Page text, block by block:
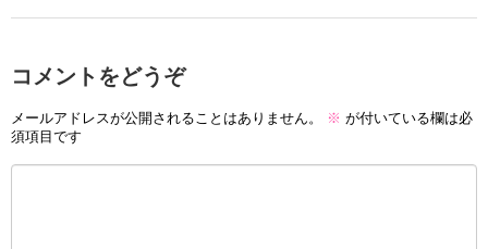
コメントをどうぞ
メールアドレスが公開されることはありません。 ※ が付いている欄は必
須項目です